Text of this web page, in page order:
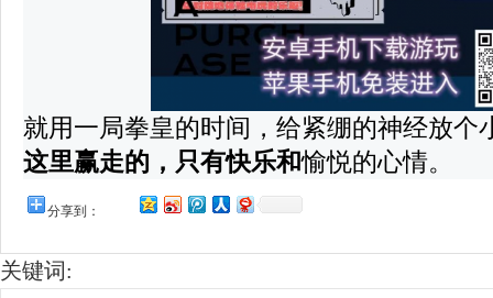
就用一局拳皇的时间，给紧绷的神经放个
这里赢走的，只有快乐和愉悦的心情。
分享到：
关键词: